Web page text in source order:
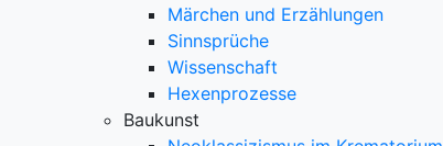
Märchen und Erzählungen
Sinnsprüche
Wissenschaft
Hexenprozesse
Baukunst